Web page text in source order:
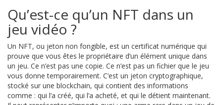
Qu’est-ce qu’un NFT dans un
jeu vidéo ?
Un NFT, ou jeton non fongible, est un certificat numérique qui
prouve que vous êtes le propriétaire d’un élément unique dans
un jeu. Ce n’est pas une copie. Ce n’est pas un fichier que le jeu
vous donne temporairement. C’est un jeton cryptographique,
stocké sur une blockchain, qui contient des informations
comme : qui l’a créé, qui l’a acheté, et qui le détient maintenant.